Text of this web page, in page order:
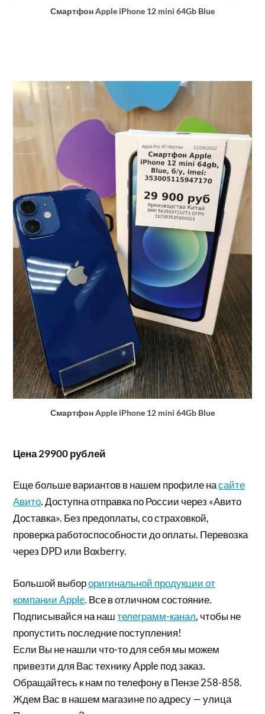
Смартфон Apple iPhone 12 mini 64Gb Blue
Смартфон Apple iPhone 12 mini 64Gb Blue
Цена 29900 рублей
Еще больше вариантов в нашем профиле насайте
Авито. Доступна отправка по России через «Авито
Доставка». Без предоплаты, со страховкой,
проверка работоспособности до оплаты. Перевозка
через DPD или Boxberry.
Большой выбороригинальной продукции от
компании Apple. Все в отличном состояние.
Подписывайся на наштелеграмм-канал, чтобы не
пропустить последние поступления!
Если Вы не нашли что-то для себя мы можем
привезти для Вас технику Apple под заказ.
Обращайтесь к нам по телефону в Пензе 258-858.
Ждем Вас в нашем магазине по адресу — улица